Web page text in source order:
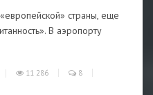
страны, еще
В аэропорту
11 286 8